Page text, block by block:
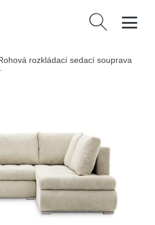
Vyhledávání
rozkládací sedací souprava